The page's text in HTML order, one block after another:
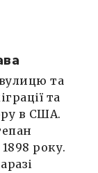
та
та
в США.
року.